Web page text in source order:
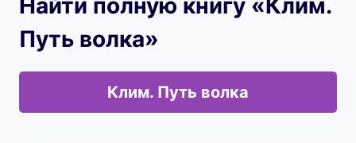
Найти полную книгу «Клим.
Путь волка»
Клим. Путь волка